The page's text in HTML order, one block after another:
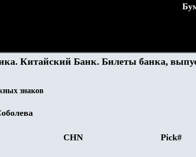
Китайский Банк. Билеты банка,
знаков
CHN Pick#